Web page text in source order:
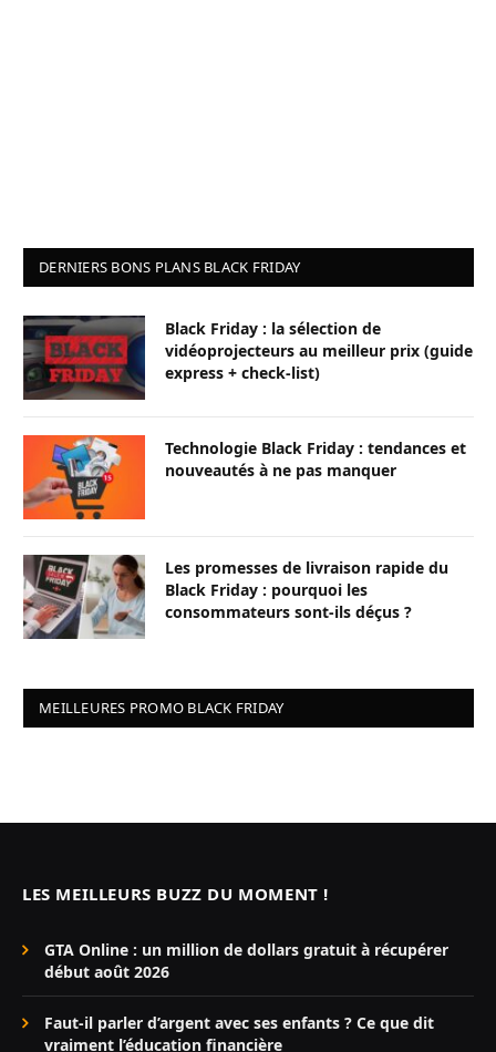
DERNIERS BONS PLANS BLACK FRIDAY
Black Friday : la sélection de
vidéoprojecteurs au meilleur prix (guide
express + check-list)
Technologie Black Friday : tendances et
nouveautés à ne pas manquer
Les promesses de livraison rapide du
Black Friday : pourquoi les
consommateurs sont-ils déçus ?
MEILLEURES PROMO BLACK FRIDAY
LES MEILLEURS BUZZ DU MOMENT !
GTA Online : un million de dollars gratuit à récupérer
début août 2026
Faut-il parler d’argent avec ses enfants ? Ce que dit
vraiment l’éducation financière